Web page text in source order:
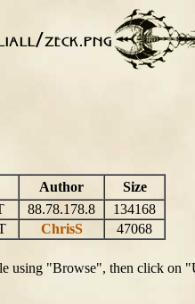
Author
Size
88.78.178.8
134168
ChrisS 47068
using "Browse", then click on